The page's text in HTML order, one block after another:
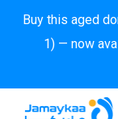
Buy this aged
1) — now